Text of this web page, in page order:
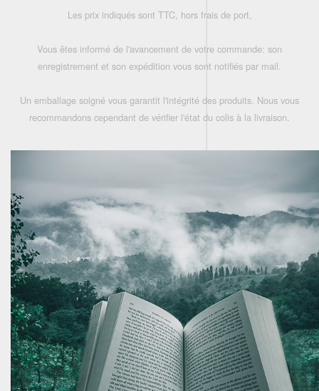
Les prix indiqués sont TTC, hors frais de port,
Vous êtes informé de l'avancement de votre commande: son
enregistrement et son expédition vous sont notifiés par mail.
Un emballage soigné vous garantit l'intégrité des produits. Nous vous
recommandons cependant de vérifier l'état du colis à la livraison.